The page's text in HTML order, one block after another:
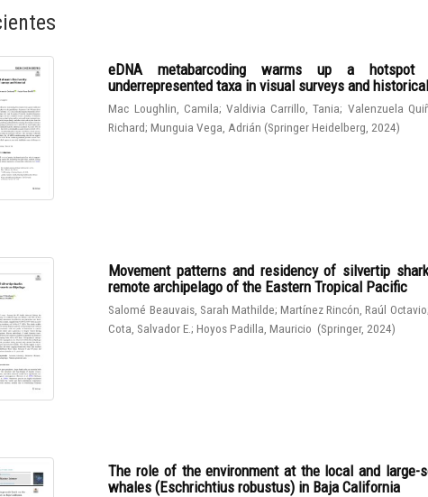
eDNA metabarcoding warms up a hotspot
underrepresented taxa in visual surveys and
Mac Loughlin, Camila;Valdivia Carrillo, Tania; Valenzuela
Richard;Munguia Vega, Adrián (Springer Heidelberg 2024)
Movement patterns and residency of silvertip
remote archipelago of the Eastern Tropical Pacific
Salomé Beauvais, Sarah Mathilde;Martínez Rincón, Raúl Octavio;
Cota, Salvador E.;Hoyos Padilla, Mauricio (Springer, 2024)
The role of the environment at the local and large-
whales (Eschrichtius robustus) in Baja California